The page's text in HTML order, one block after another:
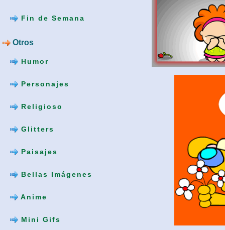
Fin de Semana
Otros
Humor
Personajes
Religioso
Glitters
Paisajes
Bellas Imágenes
Anime
Mini Gifs